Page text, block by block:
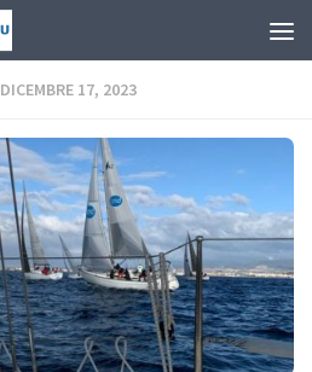
DICEMBRE 17, 2023